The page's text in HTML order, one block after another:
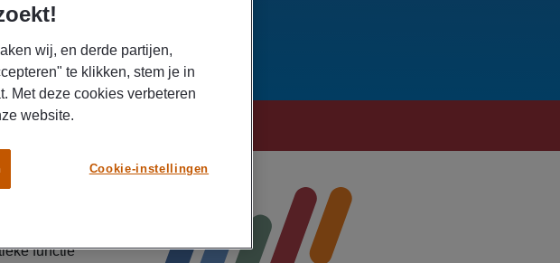
functie
wij, en derde partijen,
te klikken, stem je in
Met deze cookies verbeteren
website.
Cookie-instellingen